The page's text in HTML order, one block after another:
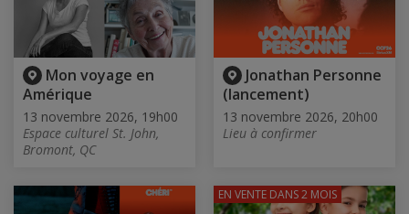
Mon voyage en
Amérique
13 novembre 2026, 19h00
Espace culturel St. John,
Bromont, QC
Jonathan Personne
(lancement)
13 novembre 2026, 20h00
Lieu à confirmer
EN VENTE DANS 2 MOIS